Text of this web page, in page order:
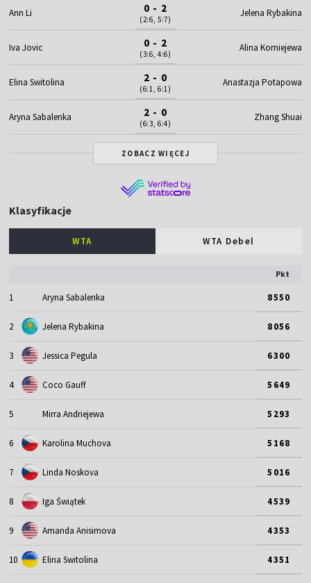
Ann Li 0 - 2
(2:6, 5:7)
Jelena Rybakina
Iva Jovic 0 - 2
(3:6, 4:6)
Alina Korniejewa
Elina Switolina 2 - 0
(6:1, 6:1)
Anastazja Potapowa
Aryna Sabalenka 2 - 0
(6:3, 6:4)
Zhang Shuai
ZOBACZ WIĘCEJ
Klasyfikacje
WTA WTA Debel
Pkt
1 Aryna Sabalenka 8550
2 Jelena Rybakina 8056
3 Jessica Pegula 6300
4 Coco Gauff 5649
5 Mirra Andriejewa 5293
6 Karolina Muchova 5168
7 Linda Noskova 5016
8 Iga Świątek 4539
9 Amanda Anisimova 4353
10 Elina Switolina 4351